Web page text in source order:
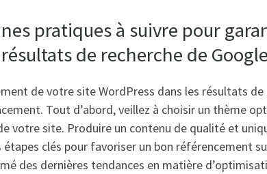
pratiques à suivre pour
de recherche de
de votre site WordPress dans les résultats
Tout d’abord, veillez à choisir un thème
votre site. Produire un contenu de qualité et
clés pour favoriser un bon référencement
des dernières tendances en matière